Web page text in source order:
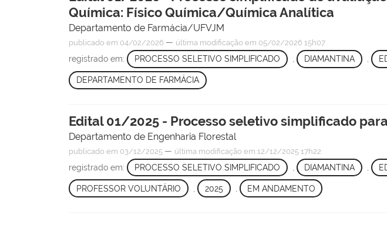
Química: Físico Química/Química Analítica
Departamento de Farmácia/UFVJM
publicado em 04/02/2026 — última modificação em 05/02/2026 15h07
registrado em: PROCESSO SELETIVO SIMPLIFICADO , DIAMANTINA ,
DEPARTAMENTO DE FARMÁCIA
Edital 01/2025 - Processo seletivo simplificado
Departamento de Engenharia Florestal
publicado em 03/12/2025 — última modificação em 12/12/2025 17h22
registrado em: PROCESSO SELETIVO SIMPLIFICADO DIAMANTINA
PROFESSOR VOLUNTÁRIO 2025 EM ANDAMENTO